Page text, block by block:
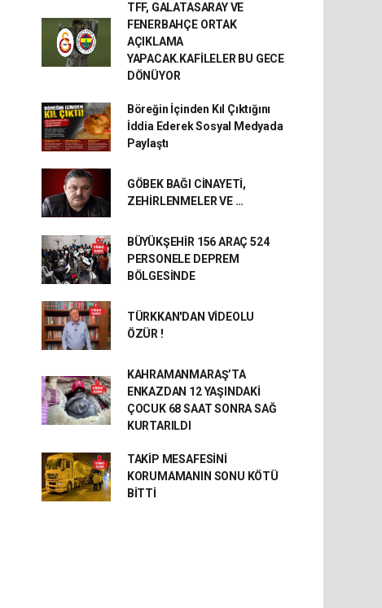
TFF, GALATASARAY VE
FENERBAHÇE ORTAK
AÇIKLAMA
YAPACAK.KAFİLELER BU GECE
DÖNÜYOR
Böreğin İçinden Kıl Çıktığını
İddia Ederek Sosyal Medyada
Paylaştı
GÖBEK BAĞI CİNAYETİ,
ZEHİRLENMELER VE …
BÜYÜKŞEHİR 156 ARAÇ 524
PERSONELE DEPREM
BÖLGESİNDE
TÜRKKAN'DAN VİDEOLU
ÖZÜR !
KAHRAMANMARAŞ’TA
ENKAZDAN 12 YAŞINDAKİ
ÇOCUK 68 SAAT SONRA SAĞ
KURTARILDI
TAKİP MESAFESİNİ
KORUMAMANIN SONU KÖTÜ
BİTTİ